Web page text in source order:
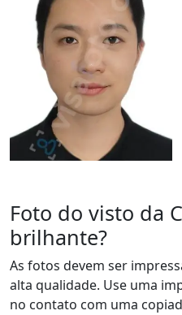
Foto do visto da
brilhante?
As fotos devem ser
alta qualidade. Use uma
no contato com uma